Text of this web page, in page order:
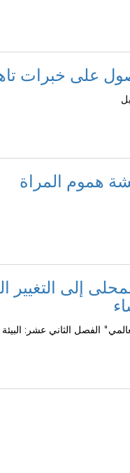
على خبرات
هموم المراة
إلى
الفصل الثاني عشر: البيئة